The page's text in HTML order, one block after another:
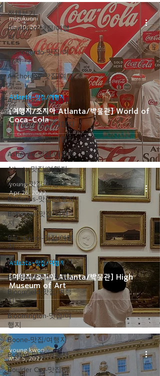
전체보기
Abingdon-맛집/여행
지
alamogordo-맛집/여
행지
Anchorage-맛집/여행
지
Ann Arbor-맛집/여행
지
Arlington-맛집/여행지
Arlington-맛집/여행지
Asheville-맛집/여행지
Atlanta-맛집/여행지
Austin-맛집/여행지
Badlands-맛집/여행지
Baltimore-맛집/여행
지
Bar Harbor-맛집/여행
지
Baraboo-맛집/여행지
Big Bend-맛집/여행지
Bloomfield-맛집/여행
지
Bloomington-맛집/여
행지
Boone-맛집/여행지
Boston-맛집/여행지
Boulder City-맛집/여
[여행지/조지아 Atlanta/박물관] World of
Coca-Cola
Atlanta-맛집/여행지
migukunni
Jan 10, 2023
[여행지/조지아 Atlanta/박물관] High
Museum of Art
Atlanta-맛집/여행지
young kwon
Apr 26, 2022
young kwon
Mar 5, 2022